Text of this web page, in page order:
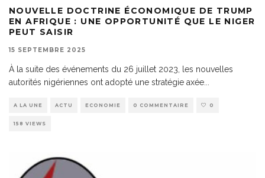
NOUVELLE DOCTRINE ÉCONOMIQUE DE TRUMP
EN AFRIQUE : UNE OPPORTUNITÉ QUE LE NIGER
PEUT SAISIR
15 SEPTEMBRE 2025
À la suite des événements du 26 juillet 2023, les nouvelles
autorités nigériennes ont adopté une stratégie axée
A LA UNE ACTU ECONOMIE 0 COMMENTAIRE 0
158 VIEWS